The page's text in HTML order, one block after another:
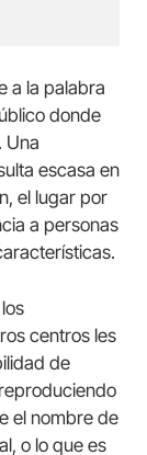
a la palabra
donde
Una
escasa en
el lugar por
a personas
centros les
de
el nombre de
o lo que es